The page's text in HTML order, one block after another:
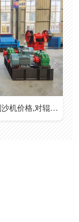
对辊式制沙机,对辊式制沙机价格,对辊式制沙机厂家